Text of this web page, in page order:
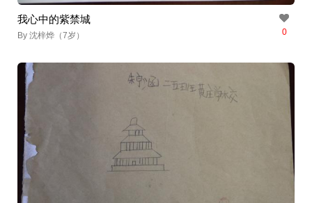
0
我心中的紫禁城
By 沈梓烨（7岁）